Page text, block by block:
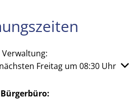
Verwaltung:
oder Schließzeiten
Freitag um 08:30 Uhr
Bürgerbüro: